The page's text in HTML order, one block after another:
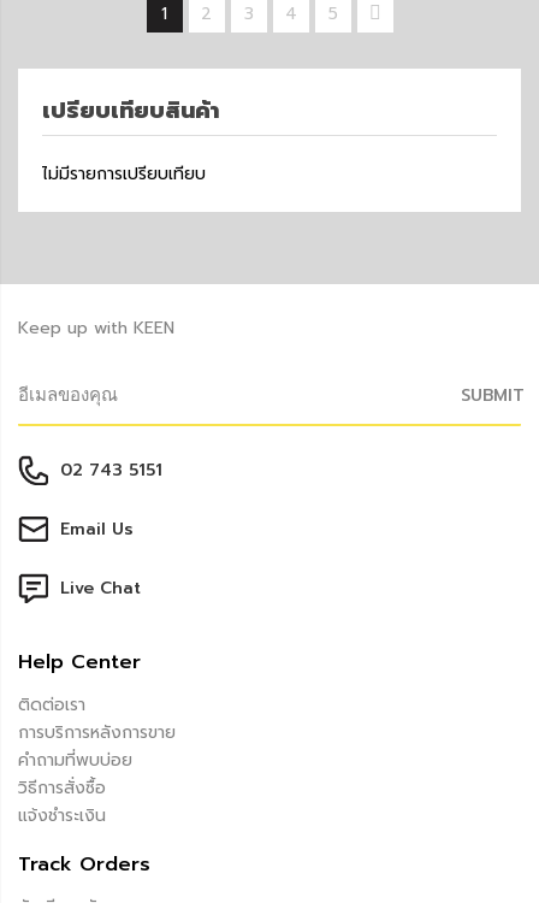
1
2 3 4 5
เปรียบเทียบสินค้า
ไม่มีรายการเปรียบเทียบ
Keep up with KEEN
SUBMIT
02 743 5151
Email Us
Live Chat
Help Center
ติดต่อเรา
การบริการหลังการขาย
คำถามที่พบบ่อย
วิธีการสั่งซื้อ
แจ้งชำระเงิน
Track Orders